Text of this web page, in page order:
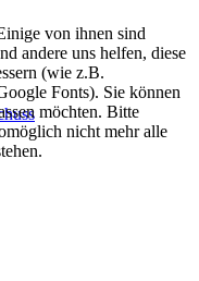
von ihnen sind
andere uns helfen, diese
(wie z.B.
Fonts). Sie können
möchten. Bitte
nicht mehr alle